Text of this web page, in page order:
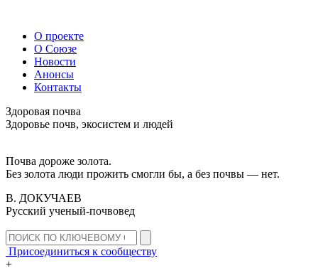
О проекте
О Союзе
Новости
Анонсы
Контакты
Здоровая почва
Здоровье почв, экосистем и людей
Почва дороже золота.
Без золота люди прожить смогли бы, а без почвы — нет.
В. ДОКУЧАЕВ
Русский ученый-почвовед
Присоединиться к сообществу
+